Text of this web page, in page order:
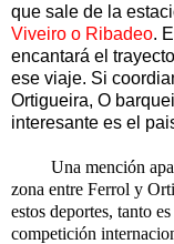
que sale de la
Viveiro o Ribadeo.
encantará el
ese viaje. Si
Ortigueira, O
interesante es el
Una mención
zona entre Ferrol y
estos deportes, tanto
competición